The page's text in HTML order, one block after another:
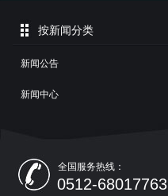
按新闻分类
新闻公告
新闻中心
全国服务热线：
0512-68017763